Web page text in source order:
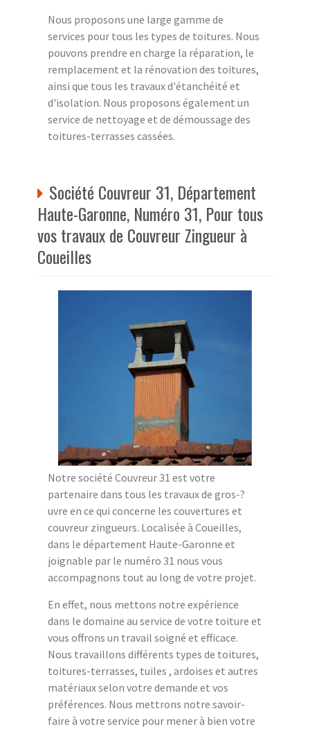
Nous proposons une large gamme de
services pour tous les types de toitures. Nous
pouvons prendre en charge la réparation, le
remplacement et la rénovation des toitures,
ainsi que tous les travaux d'étanchéité et
d'isolation. Nous proposons également un
service de nettoyage et de démoussage des
toitures-terrasses cassées.
Société Couvreur 31, Département
Haute-Garonne, Numéro 31, Pour tous
vos travaux de Couvreur Zingueur à
Coueilles
Notre société Couvreur 31 est votre
partenaire dans tous les travaux de gros-?
uvre en ce qui concerne les couvertures et
couvreur zingueurs. Localisée à Coueilles,
dans le département Haute-Garonne et
joignable par le numéro 31 nous vous
accompagnons tout au long de votre projet.
En effet, nous mettons notre expérience
dans le domaine au service de votre toiture et
vous offrons un travail soigné et efficace.
Nous travaillons différents types de toitures,
toitures-terrasses, tuiles , ardoises et autres
matériaux selon votre demande et vos
préférences. Nous mettrons notre savoir-
faire à votre service pour mener à bien votre